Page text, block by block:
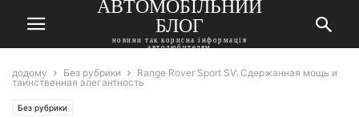
АВТОМОБІЛЬНИЙ
БЛОГ
новини так корисна інформація
автолюбителям
додому Без рубрики
Range Rover Sport SV: Сдержанная мощь и
таинственная элегантность
Без рубрики